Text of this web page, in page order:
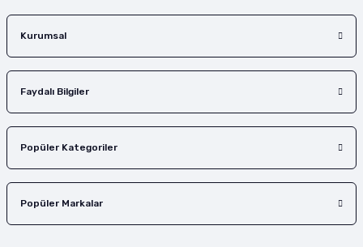
Kurumsal
Faydalı Bilgiler
Popüler Kategoriler
Popüler Markalar